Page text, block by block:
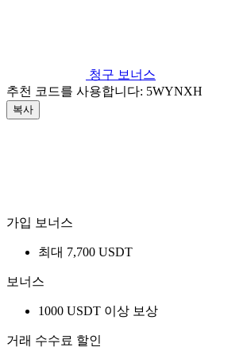
청구 보너스
추천 코드를 사용합니다: 5WYNXH
복사
가입 보너스
최대 7,700 USDT
보너스
1000 USDT 이상 보상
거래 수수료 할인